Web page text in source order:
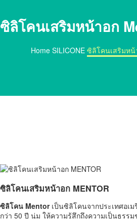
ซิลิโคนเสริมหน้าอก
Home SILICONE ซิลิโคนเสริมหน้
ซิลิโคนเสริมหน้าอก MENTOR
ซิลิโคน Mentorเป็นซิลิโคนจากประเทศอเ
กว่า 50 ปี นุ่ม ให้ความรู้สึกถึงความเป็นธรร